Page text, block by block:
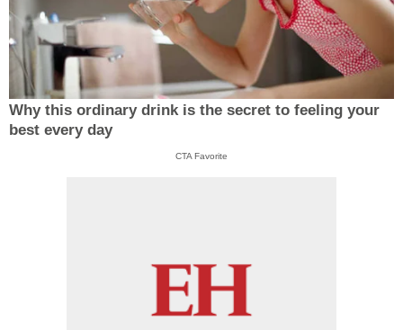
Why this ordinary drink is the secret to feeling your
best every day
CTA Favorite